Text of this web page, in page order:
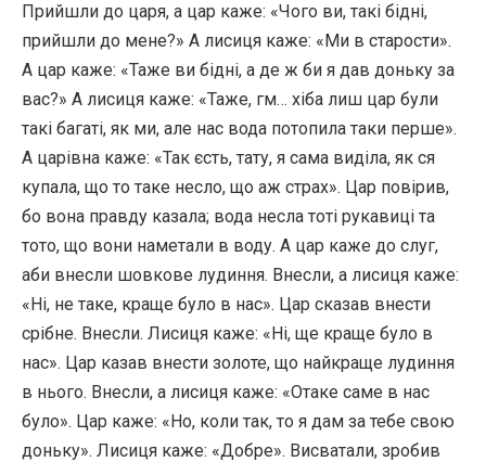
Прийшли до царя, а цар каже: «Чого ви, такі бідні,
прийшли до мене?» А лисиця каже: «Ми в старости».
А цар каже: «Таже ви бідні, а де ж би я дав доньку за
вас?» А лисиця каже: «Таже, гм… хіба лиш цар були
такі багаті, як ми, але нас вода потопила таки перше».
А царівна каже: «Так єсть, тату, я сама виділа, як ся
купала, що то таке несло, що аж страх». Цар повірив,
бо вона правду казала; вода несла тоті рукавиці та
тото, що вони наметали в воду. А цар каже до слуг,
аби внесли шовкове лудиння. Внесли, а лисиця каже:
«Ні, не таке, краще було в нас». Цар сказав внести
срібне. Внесли. Лисиця каже: «Ні, ще краще було в
нас». Цар казав внести золоте, що найкраще лудиння
в нього. Внесли, а лисиця каже: «Отаке саме в нас
було». Цар каже: «Но, коли так, то я дам за тебе свою
доньку». Лисиця каже: «Добре». Висватали, зробив